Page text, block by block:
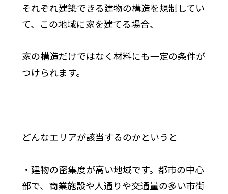
それぞれ建築できる建物の構造を規制してい
て、この地域に家を建てる場合、
家の構造だけではなく材料にも一定の条件が
つけられます。
どんなエリアが該当するのかというと
・建物の密集度が高い地域です。都市の中心
部で、商業施設や人通りや交通量の多い市街